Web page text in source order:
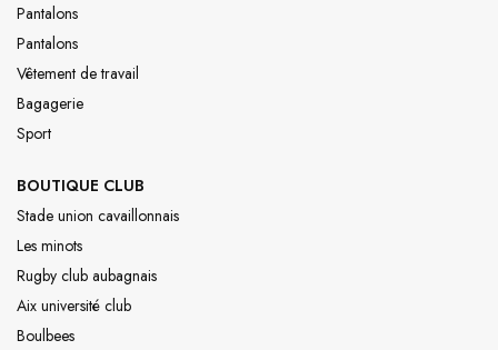
Pantalons
Pantalons
Vêtement de travail
Bagagerie
Sport
BOUTIQUE CLUB
Stade union cavaillonnais
Les minots
Rugby club aubagnais
Aix université club
Boulbees